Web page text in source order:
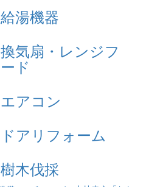
給湯機器
換気扇・レンジフ
ード
エアコン
ドアリフォーム
樹木伐採